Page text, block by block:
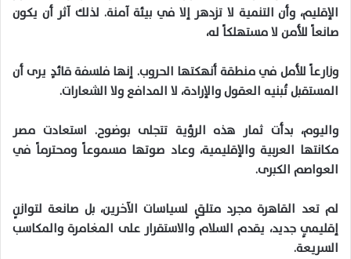
الإقليم، وأن التنمية لا تزدهر إلا في بيئة آمنة. لذلك آثر أن يكون
صانعاً للأمن لا مستهلكاً له،
وزارعاً للأمل في منطقة أنهكتها الحروب. إنها فلسفة قائدٍ يرى أن
المستقبل تُبنيه العقول والإرادة، لا المدافع ولا الشعارات.
واليوم، بدأت ثمار هذه الرؤية تتجلى بوضوح. استعادت مصر
مكانتها العربية والإقليمية، وعاد صوتها مسموعاً ومحترماً في
العواصم الكبرى.
لم تعد القاهرة مجرد متلقٍ لسياسات الآخرين، بل صانعة لتوازنٍ
إقليميٍ جديد، يقدم السلام والاستقرار على المغامرة والمكاسب
السريعة.